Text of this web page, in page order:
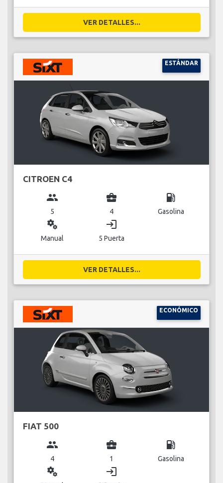
VER DETALLES...
ESTÁNDAR
CITROEN C4
group
5
business_center
4
local_gas_station
Gasolina
miscellaneous_services
Manual
login
5 Puerta
VER DETALLES...
ECONÓMICO
FIAT 500
group
4
business_center
1
local_gas_station
Gasolina
miscellaneous_services login